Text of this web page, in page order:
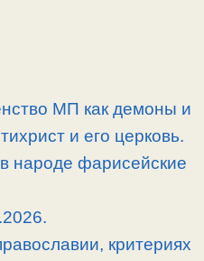
МП как демоны и
и его церковь.
народе фарисейские
критериях